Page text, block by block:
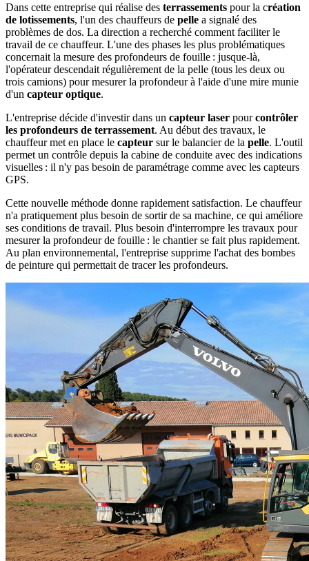
Dans cette entreprise qui réalise des terrassements pour la création
de lotissements, l'un des chauffeurs de pelle a signalé des
problèmes de dos. La direction a recherché comment faciliter le
travail de ce chauffeur. L'une des phases les plus problématiques
concernait la mesure des profondeurs de fouille : jusque-là,
l'opérateur descendait régulièrement de la pelle (tous les deux ou
trois camions) pour mesurer la profondeur à l'aide d'une mire munie
d'un capteur optique.
L'entreprise décide d'investir dans un capteur laser pourcontrôler
les profondeurs de terrassement. Au début des travaux, le
chauffeur met en place le capteur sur le balancier de la pelle. L'outil
permet un contrôle depuis la cabine de conduite avec des indications
visuelles : il n'y pas besoin de paramétrage comme avec les capteurs
GPS.
Cette nouvelle méthode donne rapidement satisfaction. Le chauffeur
n'a pratiquement plus besoin de sortir de sa machine, ce qui améliore
ses conditions de travail. Plus besoin d'interrompre les travaux pour
mesurer la profondeur de fouille : le chantier se fait plus rapidement.
Au plan environnemental, l'entreprise supprime l'achat des bombes
de peinture qui permettait de tracer les profondeurs.